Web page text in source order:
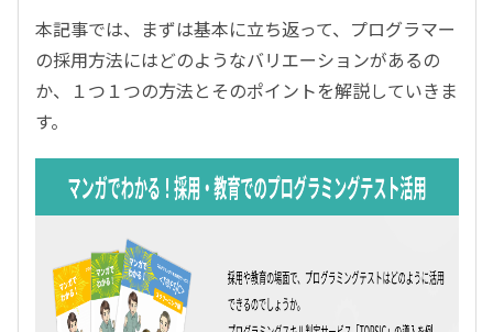
本記事では、まずは基本に立ち返って、プログラマー
の採用方法にはどのようなバリエーションがあるの
か、１つ１つの方法とそのポイントを解説していきま
す。